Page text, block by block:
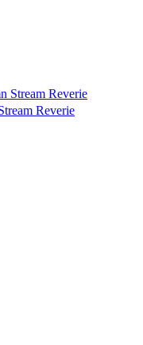
Reverie